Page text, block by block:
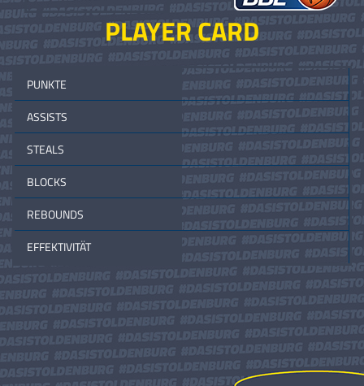
PLAYER CARD
PUNKTE
ASSISTS
STEALS
BLOCKS
REBOUNDS
EFFEKTIVITÄT